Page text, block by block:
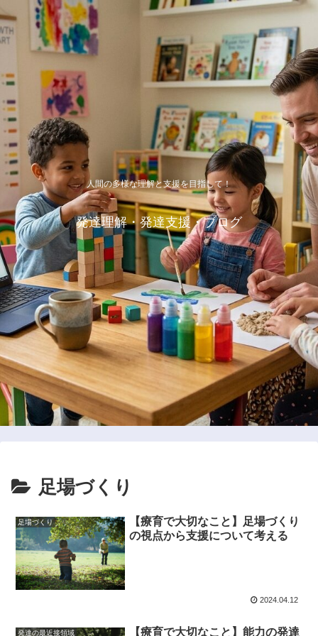
人間の多様な理解と支援を目指して！
発達理解・発達支援・ブログ
足場づくり
足場づくり
【療育で大切なこと】足場づくり
の視点から支援について考える
2024.04.12
発達の最近接領域 【療育で大切なこと】能力の発達